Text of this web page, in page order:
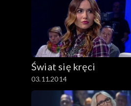
Świat się kręci
03.11.2014